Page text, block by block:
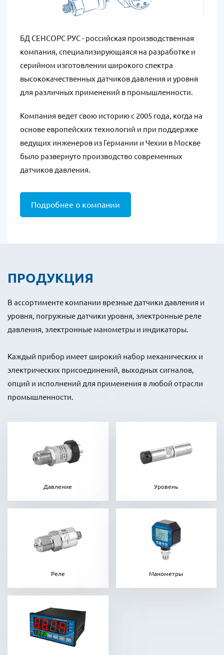
БД СЕНСОРС РУС - российская производственная
компания, специализирующаяся на разработке и
серийном изготовлении широкого спектра
высококачественных датчиков давления и уровня
для различных применений в промышленности.
Компания ведет свою историю с 2005 года, когда на
основе европейских технологий и при поддержке
ведущих инженеров из Германии и Чехии в Москве
было развернуто производство современных
датчиков давления.
Подробнее о компании
ПРОДУКЦИЯ
В ассортименте компании врезные датчики давления и
уровня, погружные датчики уровня, электронные реле
давления, электронные манометры и индикаторы.
Каждый прибор имеет широкий набор механических и
электрических присоединений, выходных сигналов,
опций и исполнений для применения в любой отрасли
промышленности.
Давление Уровень
Реле Манометры